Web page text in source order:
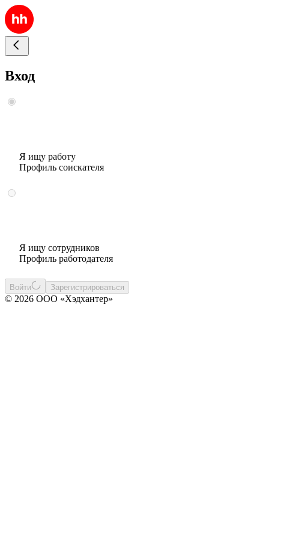
Вход
Я ищу работу
Профиль соискателя
Я ищу сотрудников
Профиль работодателя
Войти Зарегистрироваться
© 2026 ООО «Хэдхантер»